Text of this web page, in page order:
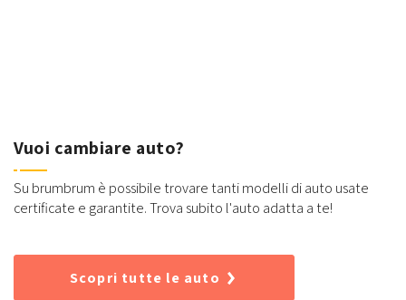
Vuoi cambiare auto?
Su brumbrum è possibile trovare tanti modelli di auto usate
certificate e garantite. Trova subito l'auto adatta a te!
Scopri tutte le auto